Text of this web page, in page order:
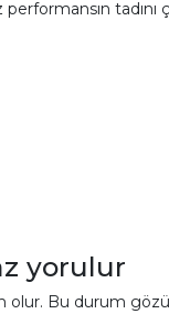
tadını
yorulur
olur. Bu durum